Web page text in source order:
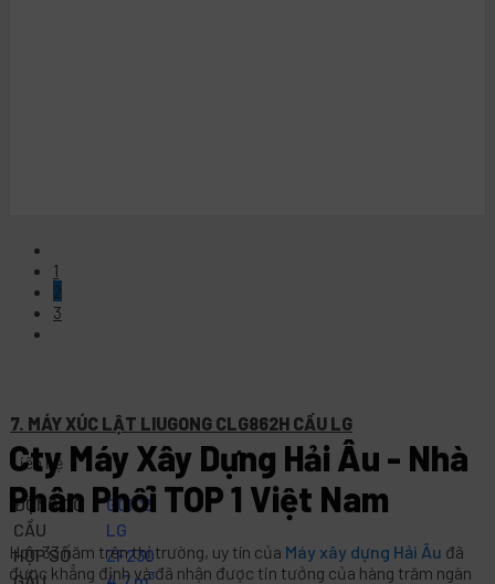
7. MÁY XÚC LẬT LIUGONG CLG862H CẦU LG
Liên hệ
ĐỘNG CƠ
GCIC3
CẦU
LG
HỘP SỐ
ZF230
1
2
3
Cty Máy Xây Dựng Hải Âu - Nhà
Phân Phối TOP 1 Việt Nam
Hơn 33 năm trên thị trường, uy tín của Máy xây dựng Hải Âu đã
được khẳng định và đã nhận được tin tưởng của hàng trăm ngàn